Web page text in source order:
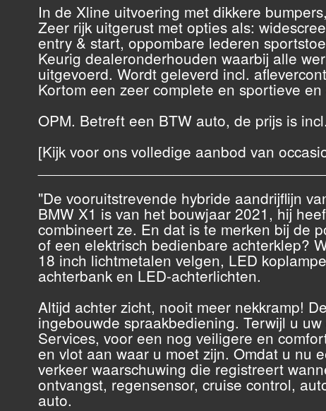
In de Xline uitvoering met dikkere
Zeer rijk uitgerust met opties als:
entry & start, oppombare lederen
Keurig dealeronderhouden waarbij alle
uitgevoerd. Wordt geleverd incl.
Kortom een zeer complete en sportieve
OPM. Betreft een BTW auto, de prijs is
[Kijk voor ons volledige aanbod van
"De vooruitstrevende hybride aandrijflijn
BMW X1 is van het bouwjaar 2021, hij
combineert ze. En dat is te merken bij de
of een elektrisch bedienbare achterklep?
18 inch lichtmetalen velgen, LED
achterbank en LED-achterlichten.
Altijd achter zicht, nooit meer nekkramp!
ingebouwde spraakbediening. Terwijl u
Services, voor een nog veiligere en
en vlot aan waar u moet zijn. Omdat u nu
verkeer waarschuwing die registreert
ontvangst, regensensor, cruise control,
auto.